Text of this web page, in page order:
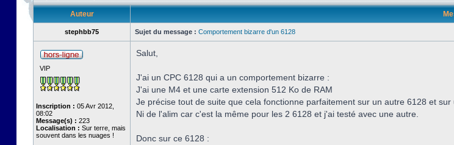
Auteur
stephbb75 Sujet du message : Comportement bizarre d'un 6128
VIP
Inscription : 05 Avr 2012,
08:02
Message(s) : 223
Localisation : Sur terre, mais
souvent dans les nuages !
Salut,
J'ai un CPC 6128 qui a un comportement bizarre :
J'ai une M4 et une carte extension 512 Ko de RAM
Je précise tout de suite que cela fonctionne parfaitement sur un autre 6128 et sur
Ni de l'alim car c'est la même pour les 2 6128 et j'ai testé avec une autre.
Donc sur ce 6128 :